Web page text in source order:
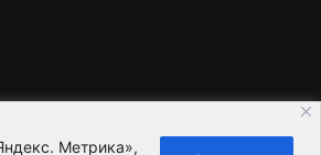
Метрика»,